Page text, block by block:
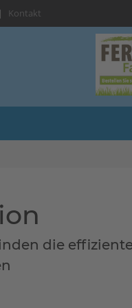
Kontakt
die